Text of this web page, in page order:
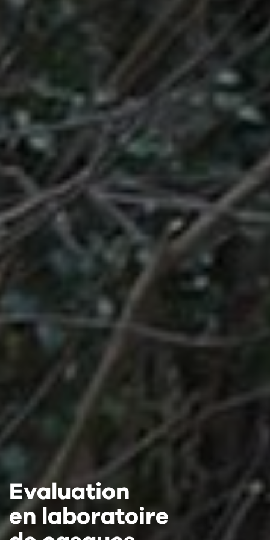
Evaluation
en laboratoire
Evaluation
en laboratoire
Evaluation
en laboratoire